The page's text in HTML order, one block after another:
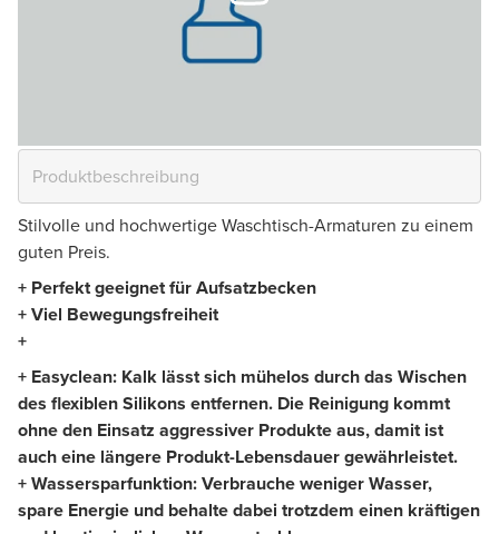
Stilvolle und hochwertige Waschtisch-Armaturen zu einem
guten Preis.
+ Perfekt geeignet für Aufsatzbecken
+ Viel Bewegungsfreiheit
+
+ Easyclean: Kalk lässt sich mühelos durch das Wischen
des flexiblen Silikons entfernen. Die Reinigung kommt
ohne den Einsatz aggressiver Produkte aus, damit ist
auch eine längere Produkt-Lebensdauer gewährleistet.
+ Wassersparfunktion: Verbrauche weniger Wasser,
spare Energie und behalte dabei trotzdem einen kräftigen